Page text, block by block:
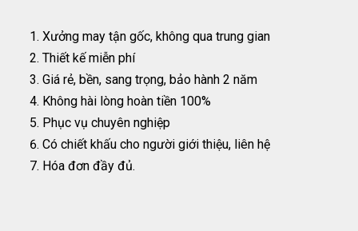
Xưởng may tận gốc, không qua trung gian
Thiết kế miễn phí
Giá rẻ, bền, sang trọng, bảo hành 2 năm
Không hài lòng hoàn tiền 100%
Phục vụ chuyên nghiệp
Có chiết khấu cho người giới thiệu, liên hệ
Hóa đơn đầy đủ.